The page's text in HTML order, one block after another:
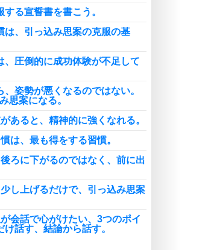
する宣誓書を書こう。
は、引っ込み思案の克服の基
、圧倒的に成功体験が不足して
、姿勢が悪くなるのではない。
思案になる。
あると、精神的に強くなれる。
は、最も得をする習慣。
ろに下がるのではなく、前に出
し上げるだけで、引っ込み思案
会話で心がけたい、3つのポイ
話す、結論から話す。